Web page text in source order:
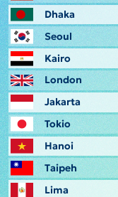
Dhaka
Seoul
Kairo
London
Jakarta
Tokio
Hanoi
Taipeh
Lima